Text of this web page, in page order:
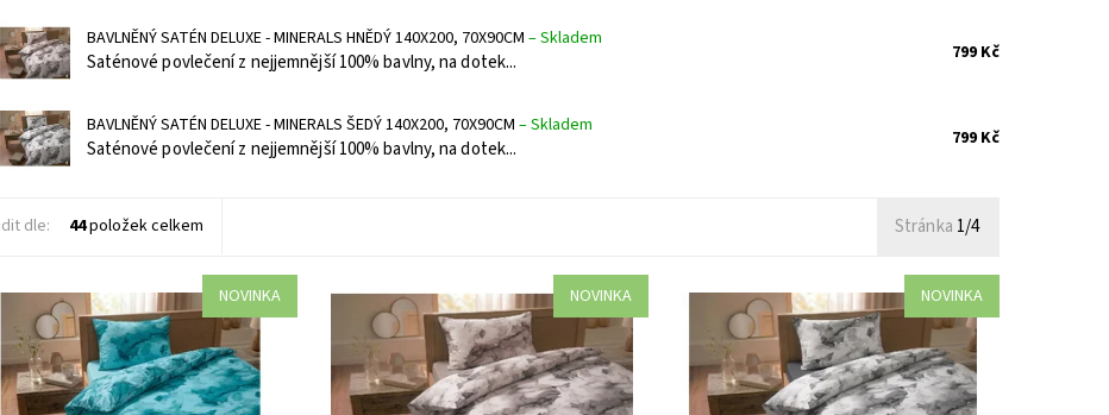
BAVLNĚNÝ SATÉN DELUXE - MINERALS HNĚDÝ 140X200, 70X90CM –Skladem
Saténové povlečení z nejjemnější 100% bavlny, na dotek... 799 Kč
BAVLNĚNÝ SATÉN DELUXE - MINERALS ŠEDÝ 140X200, 70X90CM –Skladem
Saténové povlečení z nejjemnější 100% bavlny, na dotek... 799 Kč
dle: 44položek celkem Stránka 1/4
NOVINKA
povlečení z nejjemnější 100%
na dotek příjemné. jednoduchý
Saténová úprava Zipové zapínání
Skladem >5 ks
NOVINKA
Saténové povlečení z nejjemnější 100%
bavlny, na dotek příjemné. Přírodní motiv
Saténová úprava Zipové zapínání
Dostupnost:
Skladem >5 ks
NOVINKA
Saténové povlečení z nejjemnější 100%
bavlny, na dotek příjemné. jednoduchý
motiv Saténová úprava Zipové zapínání
Dostupnost:
Skladem >5 ks